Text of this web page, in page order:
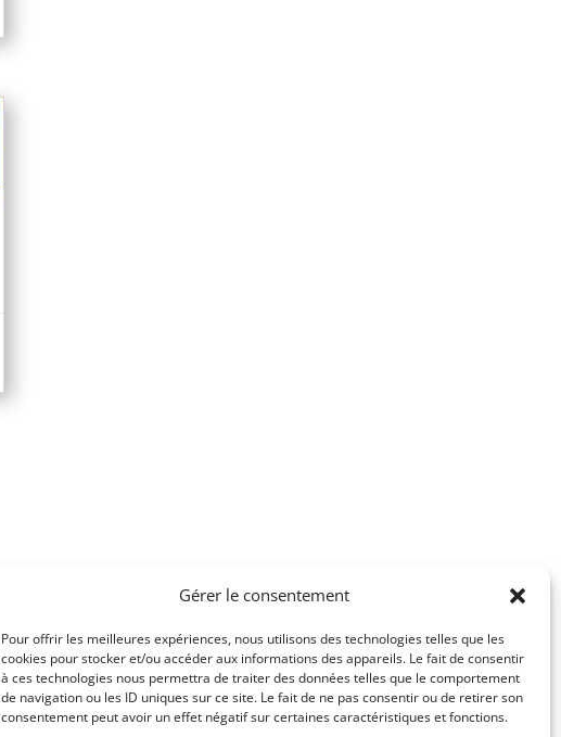
Gérer le consentement
Pour offrir les meilleures expériences, nous utilisons des technologies telles que les
cookies pour stocker et/ou accéder aux informations des appareils. Le fait de consentir
à ces technologies nous permettra de traiter des données telles que le comportement
de navigation ou les ID uniques sur ce site. Le fait de ne pas consentir ou de retirer son
consentement peut avoir un effet négatif sur certaines caractéristiques et fonctions.